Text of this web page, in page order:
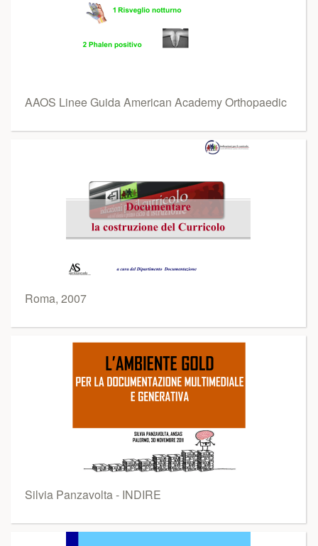
AAOS Linee Guida American Academy Orthopaedic
Roma, 2007
Silvia Panzavolta - INDIRE